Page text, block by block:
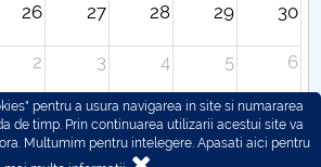
26 27 28 29 30
2 3 4 5 6
pentru a usura navigarea in site si numararea
de timp. Prin continuarea utilizarii acestui site va
Multumim pentru intelegere. Apasati aici pentru